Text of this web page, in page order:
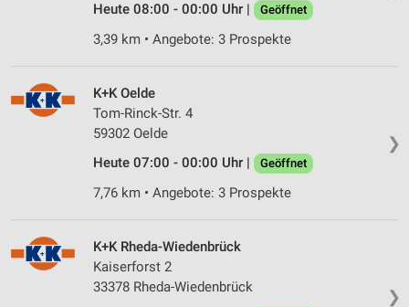
Heute 08:00 - 00:00 Uhr |
Geöffnet
3,39 km • Angebote: 3 Prospekte
❯
K+K Oelde
Tom-Rinck-Str. 4
59302 Oelde
Heute 07:00 - 00:00 Uhr |
Geöffnet
7,76 km • Angebote: 3 Prospekte
❯
K+K Rheda-Wiedenbrück
Kaiserforst 2
33378 Rheda-Wiedenbrück